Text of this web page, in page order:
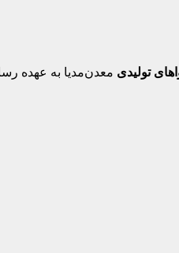
تولیدی معدن‌مدیا به عهده